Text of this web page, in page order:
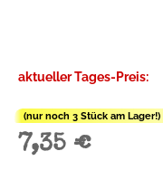
aktueller Tages-Preis:
(nur noch 3 Stück am Lager!)
7,35 €